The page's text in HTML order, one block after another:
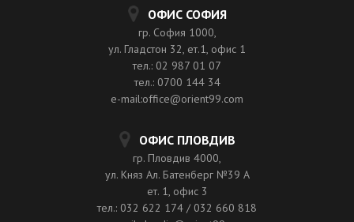
ОФИС СОФИЯ
гр. София 1000,
ул. Гладстон 32, ет.1, офис 1
тел.: 02 987 01 07
тел.: 0700 144 34
e-mail:office@orient99.com
ОФИС ПЛОВДИВ
гр. Пловдив 4000,
ул. Княз Ал. Батенберг №39 A
ет. 1, офис 3
тел.: 032 622 174 / 032 660 818